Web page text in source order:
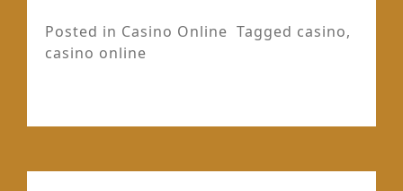
Posted in Casino Online Tagged casino,
casino online